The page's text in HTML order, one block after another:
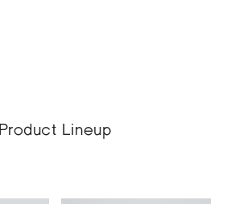
Product Lineup